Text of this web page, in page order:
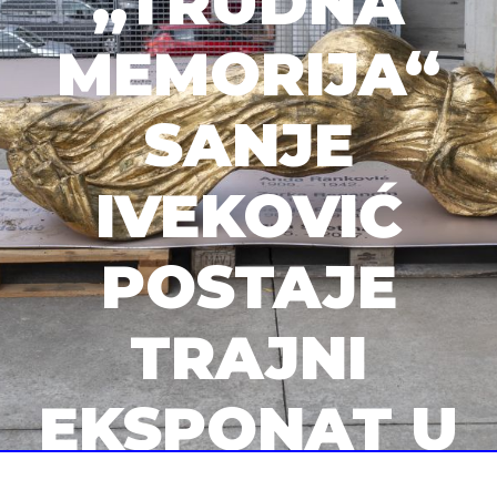
MEMORIJA“
SANJE
IVEKOVIĆ
POSTAJE
TRAJNI
EKSPONAT U